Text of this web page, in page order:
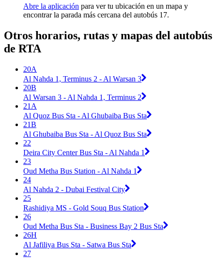
Abre la aplicación para ver tu ubicación en un mapa y
encontrar la parada más cercana del autobús 17.
Otros horarios, rutas y mapas del autobús
de RTA
20A
Al Nahda 1, Terminus 2 - Al Warsan 3
20B
Al Warsan 3 - Al Nahda 1, Terminus 2
21A
Al Quoz Bus Sta - Al Ghubaiba Bus Sta
21B
Al Ghubaiba Bus Sta - Al Quoz Bus Sta
22
Deira City Center Bus Sta - Al Nahda 1
23
Oud Metha Bus Station - Al Nahda 1
24
Al Nahda 2 - Dubai Festival City
25
Rashidiya MS - Gold Souq Bus Station
26
Oud Metha Bus Sta - Business Bay 2 Bus Sta
26H
Al Jafiliya Bus Sta - Satwa Bus Sta
27